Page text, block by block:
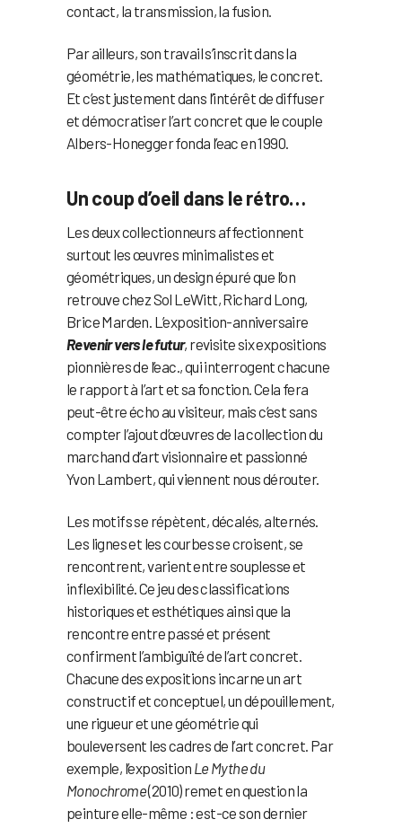
contact, la transmission, la fusion.
Par ailleurs, son travail s’inscrit dans la
géométrie, les mathématiques, le concret.
Et c’est justement dans l’intérêt de diffuser
et démocratiser l’art concret que le couple
Albers-Honegger fonda l’eac en 1990.
Un coup d’oeil dans le rétro…
Les deux collectionneurs affectionnent
surtout les œuvres minimalistes et
géométriques, un design épuré que l’on
retrouve chez Sol LeWitt, Richard Long,
Brice Marden. L’exposition-anniversaire
Revenir vers le futur, revisite six expositions
pionnières de l’eac., qui interrogent chacune
le rapport à l’art et sa fonction. Cela fera
peut-être écho au visiteur, mais c’est sans
compter l’ajout d’œuvres de la collection du
marchand d’art visionnaire et passionné
Yvon Lambert, qui viennent nous dérouter.
Les motifs se répètent, décalés, alternés.
Les lignes et les courbes se croisent, se
rencontrent, varient entre souplesse et
inflexibilité. Ce jeu des classifications
historiques et esthétiques ainsi que la
rencontre entre passé et présent
confirment l’ambiguïté de l’art concret.
Chacune des expositions incarne un art
constructif et conceptuel, un dépouillement,
une rigueur et une géométrie qui
bouleversent les cadres de l’art concret. Par
exemple, l’exposition Le Mythe du
Monochrome(2010) remet en question la
peinture elle-même : est-ce son dernier